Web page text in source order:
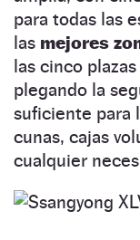
para todas las
las mejores
las cinco
plegando la
suficiente para
cunas, cajas
cualquier